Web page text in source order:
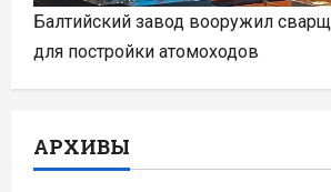
Балтийский завод вооружил
для постройки атомоходов
АРХИВЫ